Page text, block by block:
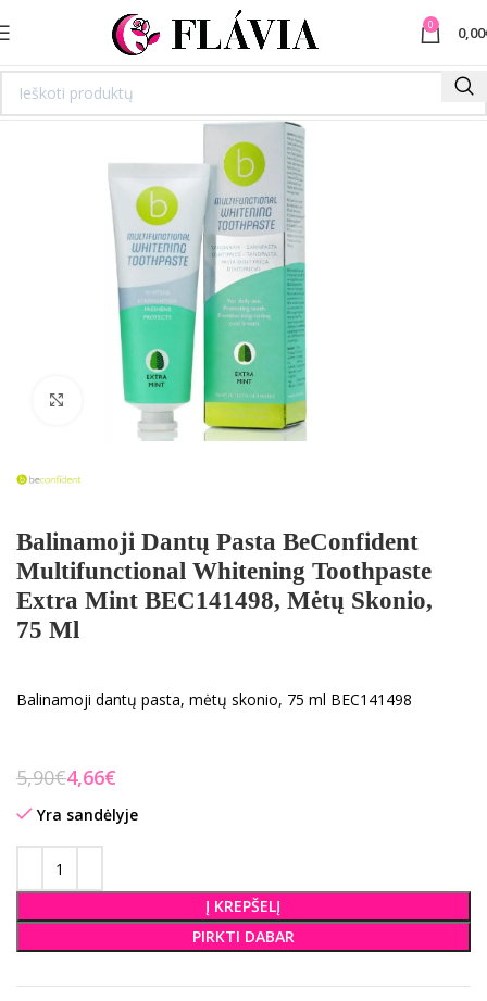
0 0,00
Spustelėkite norėdami padidinti
Balinamoji Dantų Pasta BeConfident
Multifunctional Whitening Toothpaste
Extra Mint BEC141498, Mėtų Skonio,
75 Ml
Balinamoji dantų pasta, mėtų skonio, 75 ml BEC141498
5,90€4,66€
Yra sandėlyje
Į KREPŠELĮ
PIRKTI DABAR